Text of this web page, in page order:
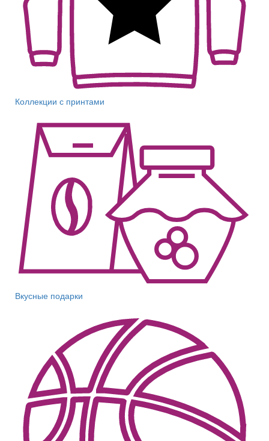
Коллекции с принтами
Вкусные подарки